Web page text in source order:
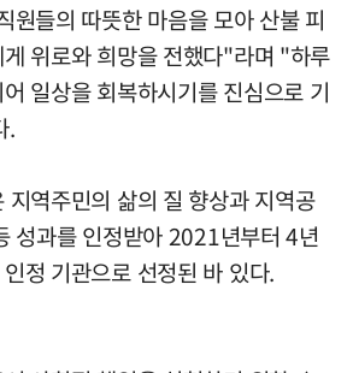
원들의 따뜻한 마음을 모아 산불 피
위로와 희망을 전했다"라며 "하루
일상을 회복하시기를 진심으로 기
.
지역주민의 삶의 질 향상과 지역공
성과를 인정받아 2021년부터 4년
정 기관으로 선정된 바 있다.